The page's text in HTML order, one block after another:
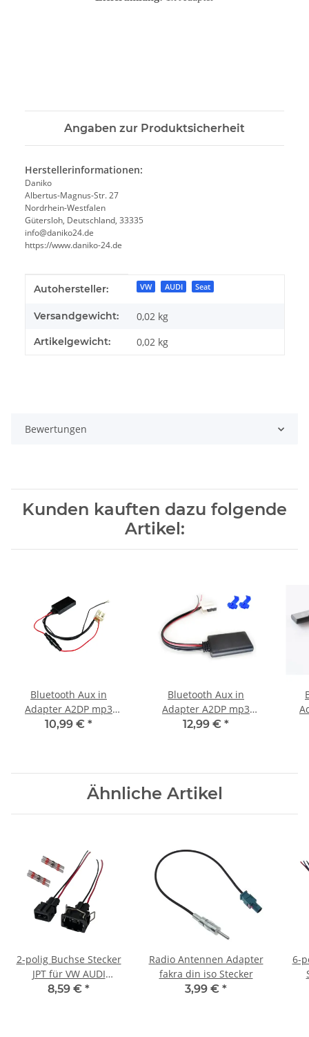
Angaben zur Produktsicherheit
Herstellerinformationen:
Daniko
Albertus-Magnus-Str. 27
Nordrhein-Westfalen
Gütersloh, Deutschland, 33335
info@daniko24.de
https://www.daniko-24.de
Produkteigenschaft
Wert
Autohersteller: VW AUDI Seat
Versandgewicht: 0,02 kg
Artikelgewicht: 0,02 kg
Bewertungen
Kunden kauften dazu folgende
Artikel:
Bluetooth Aux in
Adapter A2DP mp3
musik stream passend
10,99 € *
Bluetooth Aux in
Adapter A2DP mp3
musik stream passend
12,99 € *
Ähnliche Artikel
2-polig Buchse Stecker
JPT für VW AUDI
357972762 357972752
8,59 € *
Radio Antennen Adapter
fakra din iso Stecker
3,99 € *
6-